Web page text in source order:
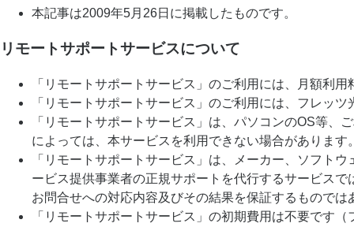
本記事は2009年5月26日に掲載したものです。
リモートサポートサービスについて
「リモートサポートサービス」のご利用には、月額利用
「リモートサポートサービス」のご利用には、フレッ
「リモートサポートサービス」は、パソコンのOS等、
によっては、本サービスを利用できない場合があります
「リモートサポートサービス」は、メーカー、ソフト
ービス提供事業者の正規サポートを代行するサービスで
お問合せへの対応内容及びその結果を保証するものでは
「リモートサポートサービス」の初期費用は不要です